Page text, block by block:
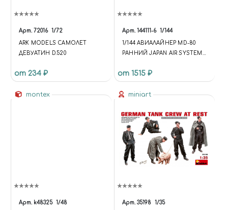
Арт. 72016 1/72
ARK MODELS САМОЛЕТ
ДЕВУАТИН D.520
от 234 ₽
Арт. 144111-6 1/144
1/144 АВИАЛАЙНЕР MD-80
РАННИЙ JAPAN AIR SYSTEM
от 1515 ₽
montex
Арт. k48325 1/48
miniart
Арт. 35198 1/35